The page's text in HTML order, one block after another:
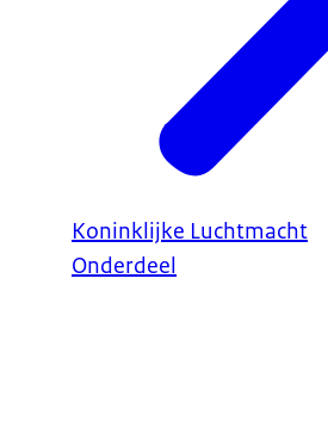
Koninklijke Luchtmacht
Onderdeel